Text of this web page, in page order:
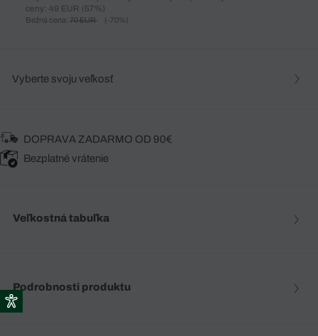
ceny: 49 EUR (57%)
Bežná cena: 70 EUR (-70%)
Vyberte svoju veľkosť
DOPRAVA ZADARMO OD 90€
Bezplatné vrátenie
Veľkostná tabuľka
Podrobnosti produktu